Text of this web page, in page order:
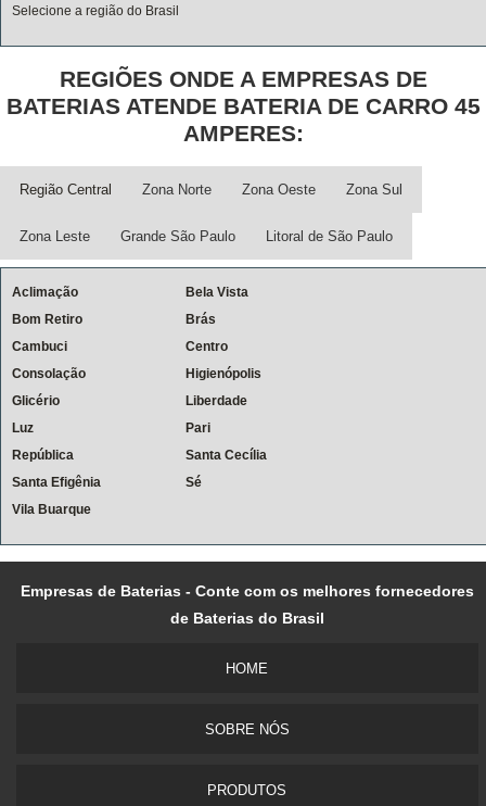
Selecione a região do Brasil
REGIÕES ONDE A EMPRESAS DE
BATERIAS ATENDE BATERIA DE CARRO 45
AMPERES:
Região Central Zona Norte Zona Oeste Zona Sul
Zona Leste Grande São Paulo Litoral de São Paulo
Aclimação
Bela Vista
Bom Retiro
Brás
Cambuci
Centro
Consolação
Higienópolis
Glicério
Liberdade
Luz
Pari
República
Santa Cecília
Santa Efigênia
Sé
Vila Buarque
Empresas de Baterias - Conte com os melhores fornecedores
de Baterias do Brasil
HOME
SOBRE NÓS
PRODUTOS